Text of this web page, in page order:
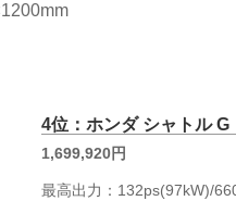
4位：ホンダ シャトル G
1,699,920円
最高出力：132ps(97kW)/